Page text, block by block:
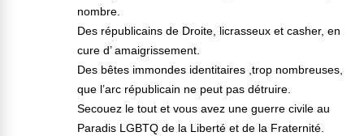
nombre.
Des républicains de Droite, licrasseux et casher, en
cure d’ amaigrissement.
Des bêtes immondes identitaires ,trop nombreuses,
que l’arc républicain ne peut pas détruire.
Secouez le tout et vous avez une guerre civile au
Paradis LGBTQ de la Liberté et de la Fraternité.